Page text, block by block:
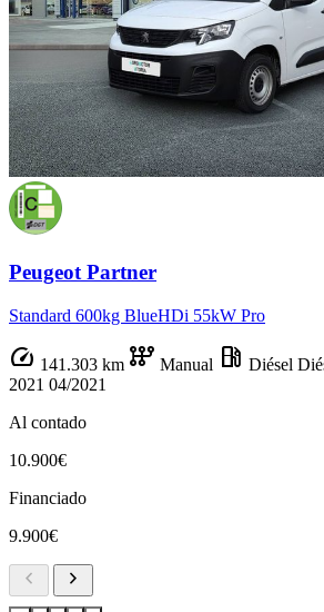
Peugeot Partner
Standard 600kg BlueHDi 55kW Pro
speed 141.303 km auto_transmission Manual local_gas_station Diésel
2021 04/2021
Al contado
10.900€
Financiado
9.900€
chevron_left chevron_right